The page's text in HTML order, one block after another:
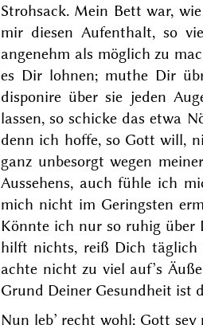
Strohsack. Mein Bett war,
mir diesen Aufenthalt, so
angenehm als möglich zu
es Dir lohnen; muthe Dir
disponire über sie jeden
lassen, so schicke das etwa
denn ich hoffe, so Gott will,
ganz unbesorgt wegen
Aussehens, auch fühle ich
mich nicht im Geringsten
Könnte ich nur so ruhig über
hilft nichts, reiß Dich täglich
achte nicht zu viel auf’s
Grund Deiner Gesundheit ist
Nun leb’ recht wohl; Gott